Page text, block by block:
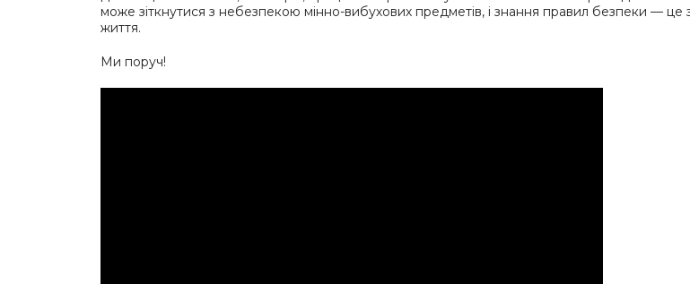
може зіткнутися з небезпекою мінно-вибухових предметів, і знання правил безпеки —
життя.
Ми поруч!